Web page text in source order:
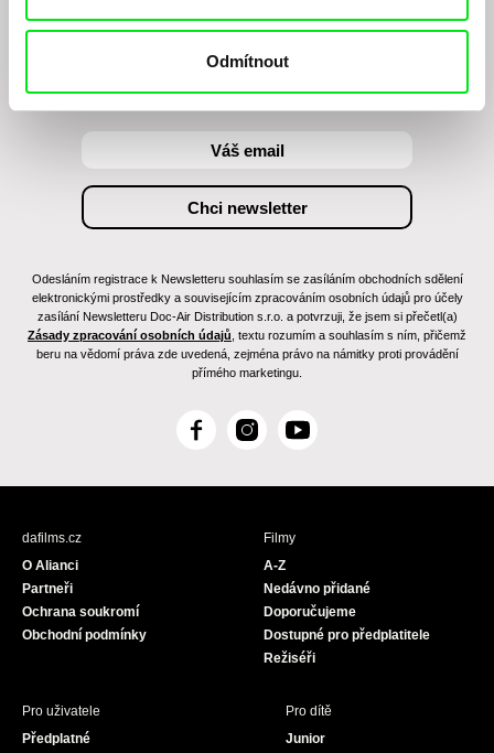
Odmítnout
filmovém programu?
Odesláním registrace k Newsletteru souhlasím se zasíláním obchodních sdělení
elektronickými prostředky a souvisejícím zpracováním osobních údajů pro účely
zasílání Newsletteru Doc-Air Distribution s.r.o. a potvrzuji, že jsem si přečetl(a)
Zásady zpracování osobních údajů , textu rozumím a souhlasím s ním, přičemž
beru na vědomí práva zde uvedená, zejména právo na námitky proti provádění
přímého marketingu.
F
c
I
s
Y
u
dafilms.cz
O Alianci
Partneři
Ochrana soukromí
Obchodní podmínky
Filmy
A-Z
Nedávno přidané
Doporučujeme
Dostupné pro předplatitele
Režiséři
Pro uživatele
Předplatné
Pro dítě
Junior